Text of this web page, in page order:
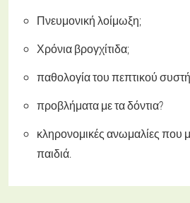
Πνευμονική λοίμωξη;
Χρόνια βρογχίτιδα;
παθολογία του πεπτικού
προβλήματα με τα δόντια?
κληρονομικές ανωμαλίες που
παιδιά.